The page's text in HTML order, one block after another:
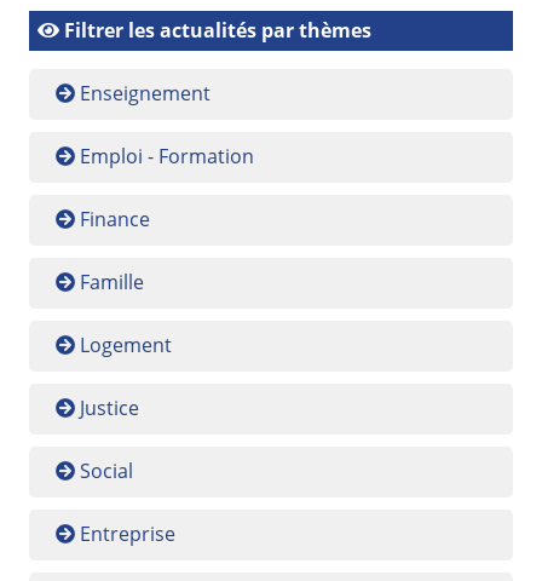
Filtrer les actualités par thèmes
Enseignement
Emploi - Formation
Finance
Famille
Logement
Justice
Social
Entreprise